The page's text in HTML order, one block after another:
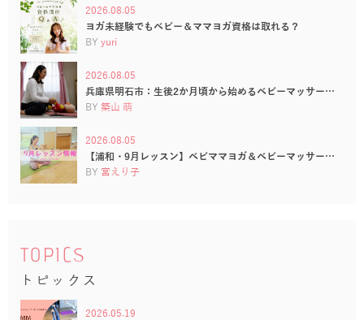
2026.08.05
ヨガ未経験でもベビー＆ママヨガ資格は取れる？
BY yuri
2026.08.05
兵庫県明石市：生後2か月頃から始めるベビーマッサー…
BY 築山 萌
2026.08.05
【浦和・9月レッスン】ベビママヨガ＆ベビーマッサー…
BY 宮えり子
TOPICS
トピックス
2026.05.19